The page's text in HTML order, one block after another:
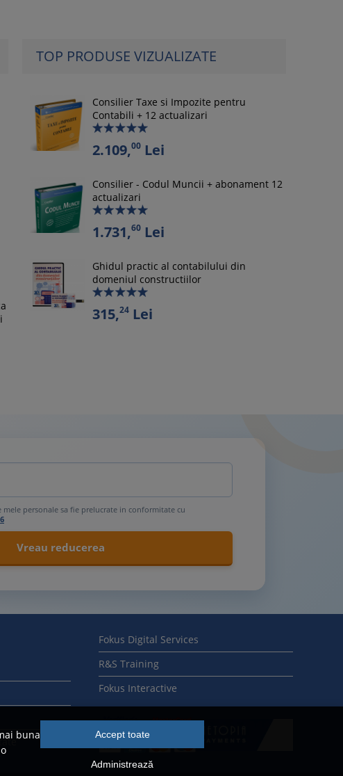
buna
Accept toate
Administrează
TOP PRODUSE VIZUALIZATE
Consilier Taxe si Impozite pentru
Contabili + 12 actualizari
2.109,00Lei
Consilier - Codul Muncii + abonament 12
actualizari
1.731,60Lei
Ghidul practic al contabilului din
domeniul constructiilor
315,24Lei
mele personale sa fie prelucrate in conformitate cu
Fokus Digital Services
R&S Training
Fokus Interactive